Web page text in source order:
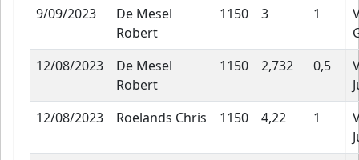
9/09/2023
De Mesel
Robert
1150 3 1
12/08/2023
De Mesel
Robert
1150 2,732 0,5
12/08/2023
Roelands Chris 1150 4,22 1